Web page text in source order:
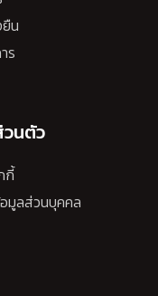
น
ร
นตัว
กี้
มูลส่วนบุคคล